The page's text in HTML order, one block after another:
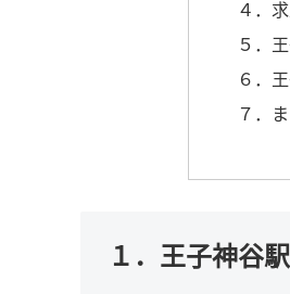
４．
５．
６．
７．
１．王子神谷